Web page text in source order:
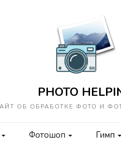
PHOTO
ОБ ОБРАБОТКЕ ФОТО И
Фотошоп Гимп